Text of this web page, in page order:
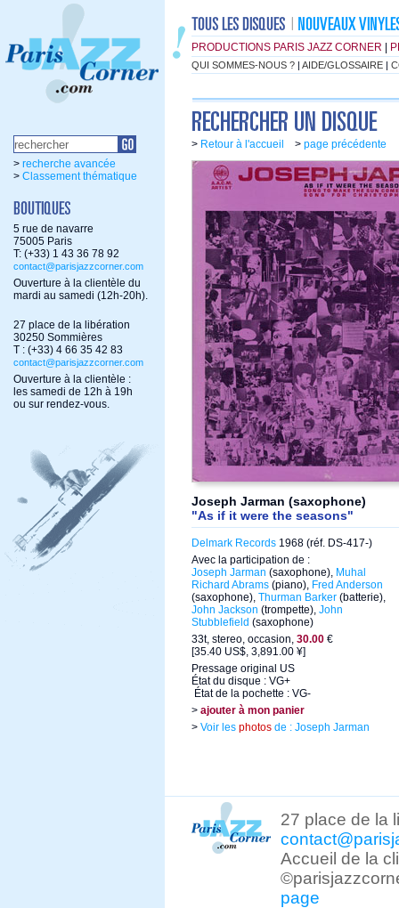
PRODUCTIONS PARIS JAZZ CORNER
QUI SOMMES-NOUS ? | AIDE/GLOSSAIRE |
> recherche avancée
> Classement thématique
5 rue de navarre
75005 Paris
T: (+33) 1 43 36 78 92
contact@parisjazzcorner.com
Ouverture à la clientèle du
mardi au samedi (12h-20h).
27 place de la libération
30250 Sommières
T : (+33) 4 66 35 42 83
contact@parisjazzcorner.com
Ouverture à la clientèle :
les samedi de 12h à 19h
ou sur rendez-vous.
> Retour à l'accueil > page précédente
Joseph Jarman (saxophone)
"As if it were the seasons"
Delmark Records 1968 (réf. DS-417-)
Avec la participation de :
Joseph Jarman (saxophone), Muhal
Richard Abrams (piano), Fred Anderson
(saxophone), Thurman Barker (batterie),
John Jackson (trompette), John
Stubblefield (saxophone)
33t, stereo, occasion, 30.00 €
[35.40 US$, 3,891.00 ¥]
Pressage original US
État du disque : VG+
État de la pochette : VG-
> ajouter à mon panier
> Voir les photos de : Joseph Jarman
27 place de la
Accueil de la
page